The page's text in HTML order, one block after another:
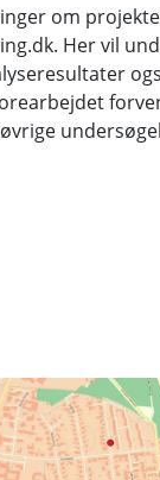
om
Her vil